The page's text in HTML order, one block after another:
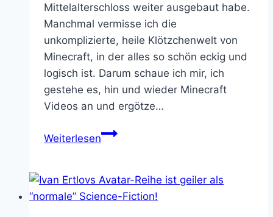
Mittelalterschloss weiter ausgebaut habe.
Manchmal vermisse ich die
unkomplizierte, heile Klötzchenwelt von
Minecraft, in der alles so schön eckig und
logisch ist. Darum schaue ich mir, ich
gestehe es, hin und wieder Minecraft
Videos an und ergötze…
WeiterlesenEndlich
in
Minecraft